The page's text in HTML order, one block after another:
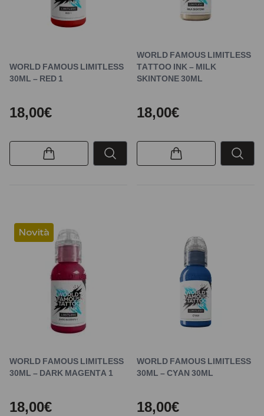
WORLD FAMOUS LIMITLESS
30ML – RED 1
18,00€
WORLD FAMOUS LIMITLESS
TATTOO INK – MILK
SKINTONE 30ML
18,00€
Novità
WORLD FAMOUS LIMITLESS
30ML – DARK MAGENTA 1
18,00€
WORLD FAMOUS LIMITLESS
30ML – CYAN 30ML
18,00€